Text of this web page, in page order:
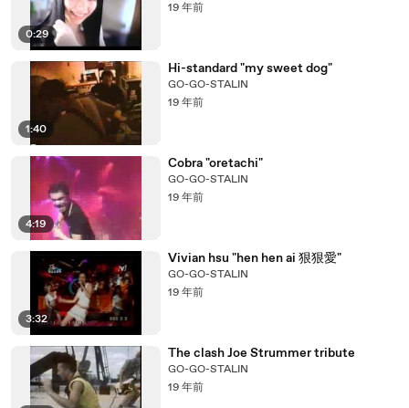
0:29
19 年前
1:40
Hi-standard "my sweet dog"
GO-GO-STALIN
19 年前
4:19
Cobra "oretachi"
GO-GO-STALIN
19 年前
3:32
Vivian hsu "hen hen ai 狠狠愛"
GO-GO-STALIN
19 年前
The clash Joe Strummer tribute
GO-GO-STALIN
19 年前